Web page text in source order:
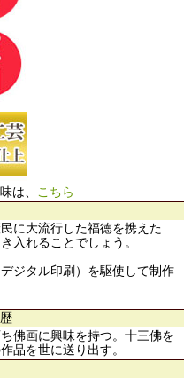
は、 こちら
に大流行した福徳を携えた
入れることでしょう。
ジタル印刷）を駆使して制作
佛画に興味を持つ。十三佛を
品を世に送り出す。